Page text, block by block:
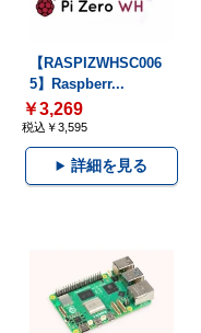
【RASPIZWHSC006
5】Raspberr...
￥3,269
税込￥3,595
詳細を見る